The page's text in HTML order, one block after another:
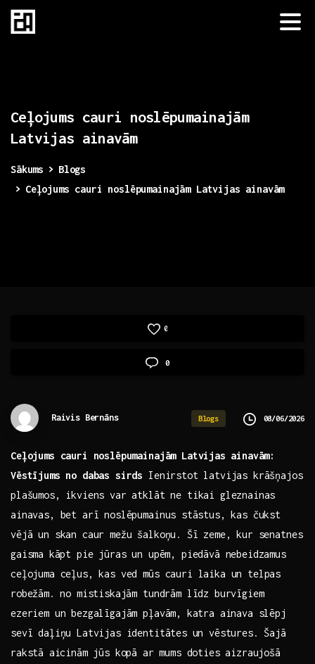
Ceļojums cauri
noslēpumainajām
Latvijas ainavām
Sākums
Blogs
Ceļojums cauri noslēpumainajām Latvijas ainavām
0
0
Raivis Bernāns Blogs 08/06/2026
Ceļojums cauri noslēpumainajām Latvijas ⁢ainavām:⁢
Vēstījums‌ no​ dabas sirds Ienirstot latvijas krāšņajos
plašumos, ikviens var atklāt ne tikai gleznainas
ainavas, bet arī noslēpumainus ⁢stāstus, kas čukst
vējā un‌ skan caur mežu šalkoņu. ⁢Šī zeme, kur senatnes
gaisma⁤ kāpt pie jūras​ un upēm, piedāvā nebeidzamus
ceļojuma ceļus, kas ved mūs cauri laika un telpas
robežām. ⁣no mistiskajām tundrām līdz burvīgiem
ezeriem un bezgalīgajām pļavām,⁣ katra ainava slēpj
sevī daļiņu Latvijas identitātes ⁣un vēstures.⁤ Šajā
rakstā ⁤aicinām jūs‍ kopā ⁢ar mums doties‌ aizraujošā